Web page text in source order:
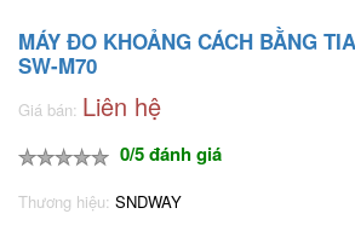
MÁY ĐO KHOẢNG CÁCH BẰNG
SW-M70
Giá bán: Liên hệ
0/5 đánh giá
Thương hiệu: SNDWAY